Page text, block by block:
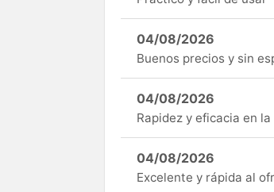
04/08/2026
Buenos precios y sin
04/08/2026
Rapidez y eficacia en
04/08/2026
Excelente y rápida al